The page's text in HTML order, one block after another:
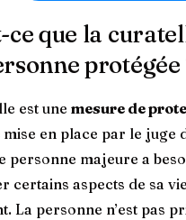
ce que la
protégée
est une mesure de
mise en place par le juge
personne majeure a
certains aspects de sa
La personne n’est pas